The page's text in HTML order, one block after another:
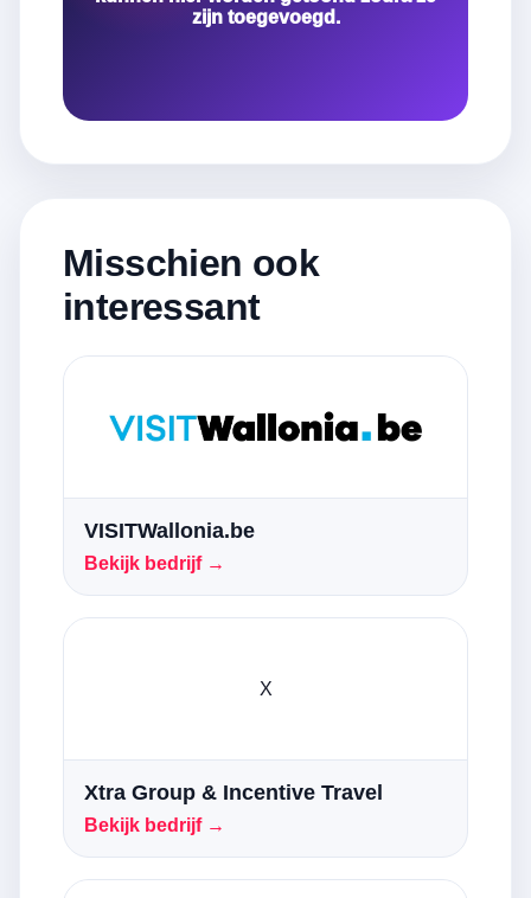
zijn toegevoegd.
Misschien ook
interessant
VISITWallonia.be
Bekijk bedrijf →
X
Xtra Group & Incentive Travel
Bekijk bedrijf →